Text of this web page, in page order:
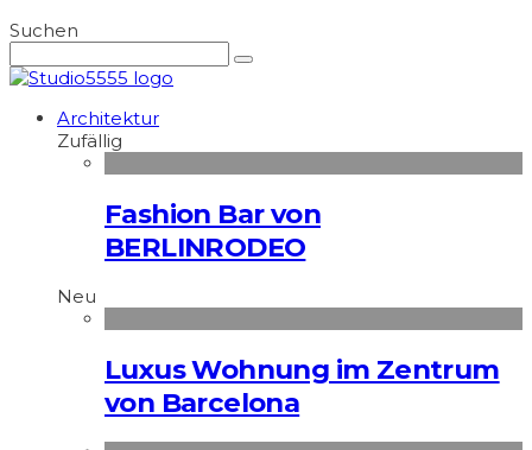
Suchen
Architektur
Zufällig
Fashion Bar von
BERLINRODEO
Neu
Luxus Wohnung im Zentrum
von Barcelona